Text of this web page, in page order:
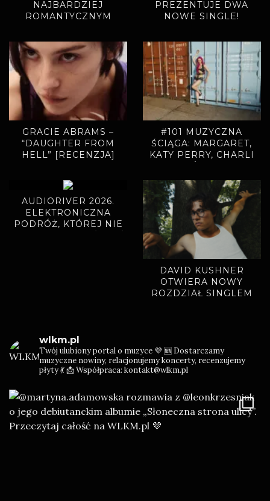
NAJBARDZIEJ
ROMANTYCZNYM
LATA” ZAPOWIADAJĄ
NOWY ALBUM
PREZENTUJE DWA
NOWE SINGLE!
GRACIE ABRAMS –
“DAUGHTER FROM
HELL” [RECENZJA]
#101 MUZYCZNA
ŚCIĄGA: MARGARET,
KATY PERRY, CHARLI
AUDIORIVER 2026.
ELEKTRONICZNA
PODRÓŻ, KTÓREJ NIE
DAVID KUSHNER
OTWIERA NOWY
ROZDZIAŁ SINGLEM
wlkm.pl
Twój ulubiony portal o muzyce 💜 🆕 Dostarczamy
muzyczne nowiny, relacjonujemy koncerty, recenzujemy
płyty 💃📩 Współpraca: kontakt@wlkm.pl